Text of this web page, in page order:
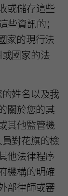
或儲存這些
資訊的；
家的現行法
國家的法
姓名以及我
關於您的其
其他監管機
對花旗的檢
他法律程序
機構的明確
部律師或審